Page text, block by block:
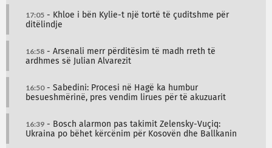
17:05 - Khloe i bën Kylie-t një tortë të çuditshme për
ditëlindje
16:58 - Arsenali merr përditësim të madh rreth të
ardhmes së Julian Alvarezit
16:50- Sabedini: Procesi në Hagë ka humbur
besueshmërinë, pres vendim lirues për të akuzuarit
16:39 - Bosch alarmon pas takimit Zelensky-Vuçiq:
Ukraina po bëhet kërcënim për Kosovën dhe Ballkanin